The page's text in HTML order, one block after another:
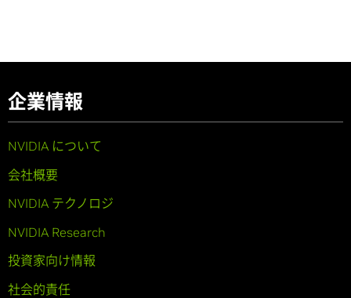
企業情報
NVIDIA について
会社概要
NVIDIA テクノロジ
NVIDIA Research
投資家向け情報
社会的責任